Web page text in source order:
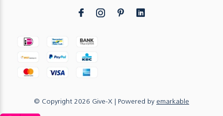
© Copyright 2026 Give-X | Powered by emarkable